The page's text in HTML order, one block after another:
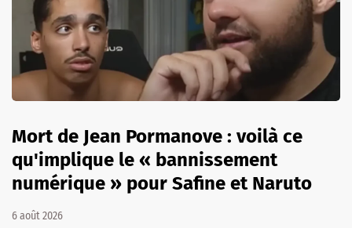
Mort de Jean Pormanove : voilà ce
qu'implique le « bannissement
numérique » pour Safine et Naruto
6 août 2026